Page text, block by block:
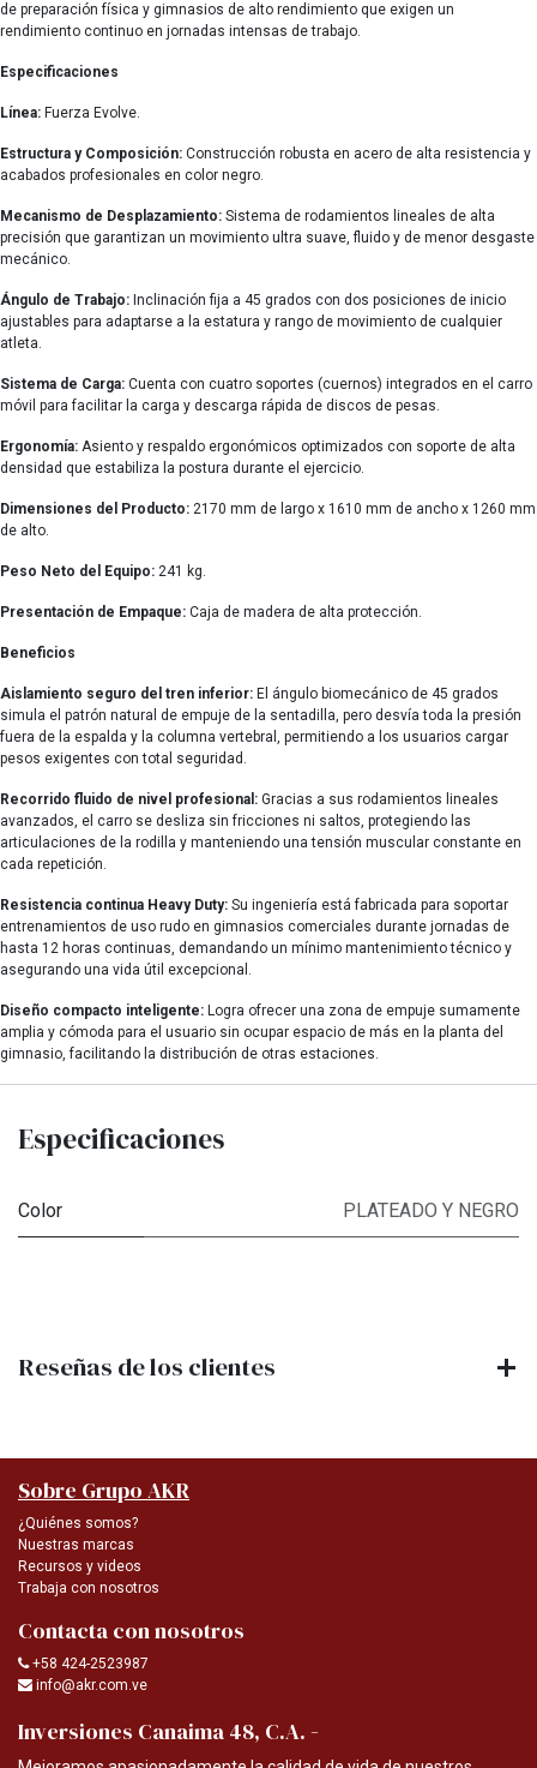
de preparación física y gimnasios de alto rendimiento que exigen un
rendimiento continuo en jornadas intensas de trabajo.
Especificaciones
Línea: Fuerza Evolve.
Estructura y Composición: Construcción robusta en acero de alta resistencia y
acabados profesionales en color negro.
Mecanismo de Desplazamiento: Sistema de rodamientos lineales de alta
precisión que garantizan un movimiento ultra suave, fluido y de menor desgaste
mecánico.
Ángulo de Trabajo: Inclinación fija a 45 grados con dos posiciones de inicio
ajustables para adaptarse a la estatura y rango de movimiento de cualquier
atleta.
Sistema de Carga: Cuenta con cuatro soportes (cuernos) integrados en el carro
móvil para facilitar la carga y descarga rápida de discos de pesas.
Ergonomía: Asiento y respaldo ergonómicos optimizados con soporte de alta
densidad que estabiliza la postura durante el ejercicio.
Dimensiones del Producto: 2170 mm de largo x 1610 mm de ancho x 1260 mm
de alto.
Peso Neto del Equipo: 241 kg.
Presentación de Empaque: Caja de madera de alta protección.
Beneficios
Aislamiento seguro del tren inferior: El ángulo biomecánico de 45 grados
simula el patrón natural de empuje de la sentadilla, pero desvía toda la presión
fuera de la espalda y la columna vertebral, permitiendo a los usuarios cargar
pesos exigentes con total seguridad.
Recorrido fluido de nivel profesional: Gracias a sus rodamientos lineales
avanzados, el carro se desliza sin fricciones ni saltos, protegiendo las
articulaciones de la rodilla y manteniendo una tensión muscular constante en
cada repetición.
Resistencia continua Heavy Duty: Su ingeniería está fabricada para soportar
entrenamientos de uso rudo en gimnasios comerciales durante jornadas de
hasta 12 horas continuas, demandando un mínimo mantenimiento técnico y
asegurando una vida útil excepcional.
Diseño compacto inteligente: Logra ofrecer una zona de empuje sumamente
amplia y cómoda para el usuario sin ocupar espacio de más en la planta del
gimnasio, facilitando la distribución de otras estaciones.
Especificaciones
Color PLATEADO Y NEGRO
Reseñas de los clientes
Sobre Grupo AKR
¿Quiénes somos?
Nuestras marcas
Recursos y videos
Trabaja con nosotros
Contacta con nosotros
+58 424-2523987
info@akr.com.ve
Inversiones Canaima 48, C.A. -